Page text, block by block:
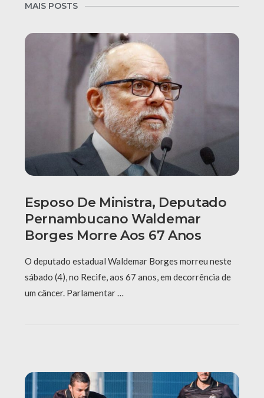
MAIS POSTS
Esposo De Ministra, Deputado
Pernambucano Waldemar
Borges Morre Aos 67 Anos
O deputado estadual Waldemar Borges morreu neste
sábado (4), no Recife, aos 67 anos, em decorrência de
um câncer. Parlamentar …